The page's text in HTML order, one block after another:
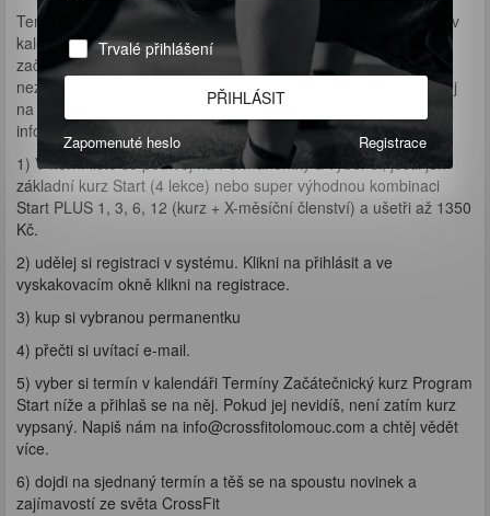
Trvalé přihlášení
PŘIHLÁSIT
Zapomenuté heslo Registrace
Termíny prvních
INDIVIDUÁLNÍCH
) lekcí kurzu najdeš v
kalendáři níže (modré tlačítko nad kalendářem Termíny
začátečnických kurzů). Pokud ne, zrovna neprobíhá kurz, ale
nezoufej, vyplň
a ozveme se ti nebo nám ihned zavolej
na 776188819 nebo napiš zprávu na e-mail
info@crossfitolomouc.com
1) V horní liště se podívej na Permanentky a vyber si, jestli jen
základní kurz Start (4 lekce) nebo super výhodnou kombinaci
Start PLUS 1, 3, 6, 12 (kurz + X-měsíční členství) a ušetři až 1350
Kč.
2) udělej si registraci v systému. Klikni na přihlásit a ve
vyskakovacím okně klikni na registrace.
3) kup si vybranou permanentku
4) přečti si uvítací e-mail.
5) vyber si termín v kalendáři Termíny Začátečnický kurz Program
Start níže a přihlaš se na něj. Pokud jej nevidíš, není zatím kurz
vypsaný. Napiš nám na info@crossfitolomouc.com a chtěj vědět
více.
6) dojdi na sjednaný termín a těš se na spoustu novinek a
zajímavostí ze světa CrossFit